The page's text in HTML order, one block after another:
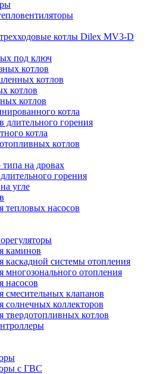
котлы Dilex MV3-D
под ключ
котлов
котлов
котлов
котлов
котла
длительного горения
котла
котлов
на дровах
горения
угле
тепловых насосов
каминов
каскадной системы отопления
многозонального отопления
насосов
смесительных клапанов
солнечных коллекторов
твердотопливных котлов
с ГВС